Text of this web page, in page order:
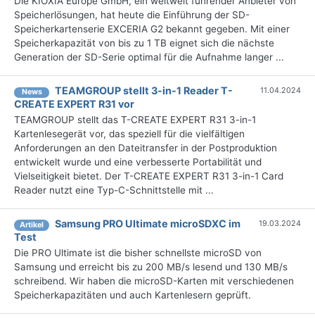
Speicherlösungen, hat heute die Einführung der SD-
Speicherkartenserie EXCERIA G2 bekannt gegeben. Mit einer
Speicherkapazität von bis zu 1 TB eignet sich die nächste
Generation der SD-Serie optimal für die Aufnahme langer ...
News
TEAMGROUP stellt 3-in-1 Reader T-
CREATE EXPERT R31 vor
11.04.2024
TEAMGROUP stellt das T-CREATE EXPERT R31 3-in-1
Kartenlesegerät vor, das speziell für die vielfältigen
Anforderungen an den Dateitransfer in der Postproduktion
entwickelt wurde und eine verbesserte Portabilität und
Vielseitigkeit bietet. Der T-CREATE EXPERT R31 3-in-1 Card
Reader nutzt eine Typ-C-Schnittstelle mit ...
Artikel
Samsung PRO Ultimate microSDXC im
Test
19.03.2024
Die PRO Ultimate ist die bisher schnellste microSD von
Samsung und erreicht bis zu 200 MB/s lesend und 130 MB/s
schreibend. Wir haben die microSD-Karten mit verschiedenen
Speicherkapazitäten und auch Kartenlesern geprüft.